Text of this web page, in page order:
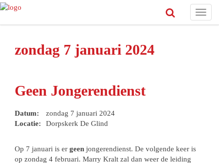
zondag 7 januari 2024
Geen Jongerendienst
Datum:
zondag 7 januari 2024
Locatie:
Dorpskerk De Glind
Op 7 januari is er geen jongerendienst. De volgende keer is
op zondag 4 februari. Marry Kralt zal dan weer de leiding